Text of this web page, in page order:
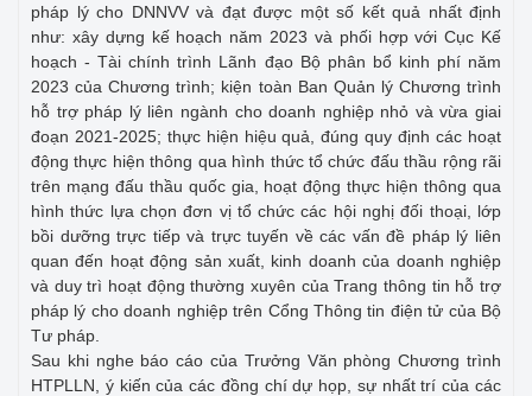
pháp lý cho DNNVV và đạt được một số kết quả nhất định
như: xây dựng kế hoạch năm 2023 và phối hợp với Cục Kế
hoạch - Tài chính trình Lãnh đạo Bộ phân bổ kinh phí năm
2023 của Chương trình; kiện toàn Ban Quản lý Chương trình
hỗ trợ pháp lý liên ngành cho doanh nghiệp nhỏ và vừa giai
đoạn 2021-2025; thực hiện hiệu quả, đúng quy định các hoạt
động thực hiện thông qua hình thức tổ chức đấu thầu rộng rãi
trên mạng đấu thầu quốc gia, hoạt động thực hiện thông qua
hình thức lựa chọn đơn vị tổ chức các hội nghị đối thoại, lớp
bồi dưỡng trực tiếp và trực tuyến về các vấn đề pháp lý liên
quan đến hoạt động sản xuất, kinh doanh của doanh nghiệp
và duy trì hoạt động thường xuyên của Trang thông tin hỗ trợ
pháp lý cho doanh nghiệp trên Cổng Thông tin điện tử của Bộ
Tư pháp.
Sau khi nghe báo cáo của Trưởng Văn phòng Chương trình
HTPLLN, ý kiến của các đồng chí dự họp, sự nhất trí của các